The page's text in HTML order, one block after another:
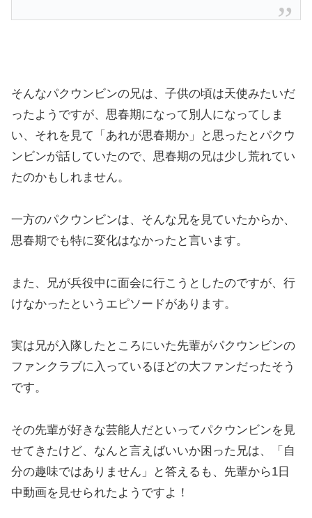
そんなパクウンビンの兄は、子供の頃は天使みたいだ
ったようですが、思春期になって別人になってしま
い、それを見て「あれが思春期か」と思ったとパクウ
ンビンが話していたので、思春期の兄は少し荒れてい
たのかもしれません。
一方のパクウンビンは、そんな兄を見ていたからか、
思春期でも特に変化はなかったと言います。
また、兄が兵役中に面会に行こうとしたのですが、行
けなかったというエピソードがあります。
実は兄が入隊したところにいた先輩がパクウンビンの
ファンクラブに入っているほどの大ファンだったそう
です。
その先輩が好きな芸能人だといってパクウンビンを見
せてきたけど、なんと言えばいいか困った兄は、「自
分の趣味ではありません」と答えるも、先輩から1日
中動画を見せられたようですよ！